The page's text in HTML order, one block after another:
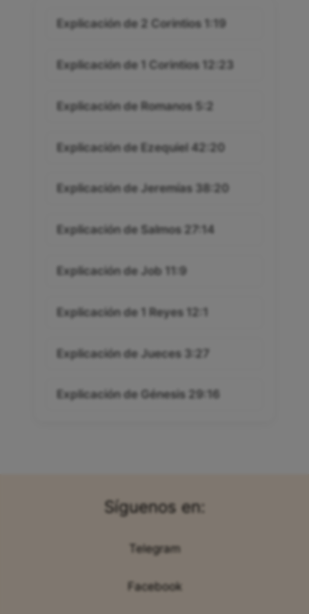
Explicación de 2 Corintios 1:19
Explicación de 1 Corintios 12:23
Explicación de Romanos 5:2
Explicación de Ezequiel 42:20
Explicación de Jeremías 38:20
Explicación de Salmos 27:14
Explicación de Job 11:9
Explicación de 1 Reyes 12:1
Explicación de Jueces 3:27
Explicación de Génesis 29:16
Síguenos en:
Telegram
Facebook